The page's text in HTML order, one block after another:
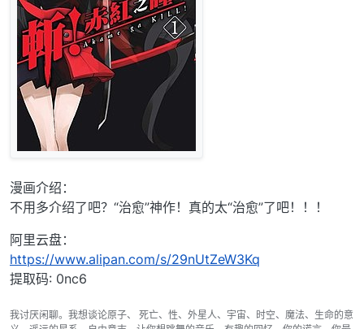
漫画介绍：
不用多介绍了吧？“治愈”神作！真的太“治愈”了吧！！！
阿里云盘：
https://www.alipan.com/s/29nUtZeW3Kq
提取码: 0nc6
我讨厌闲聊。我想谈论原子、 死亡、性、外星人、宇宙、时空、魔法、生命的意